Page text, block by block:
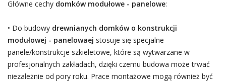
Główne cechy domków modułowe - panelowe:
• Do budowy drewnianych domków o konstrukcji
modułowej - panelowaej stosuje się specjalne
panele/konstrukcje szkieletowe, które są wytwarzane w
profesjonalnych zakładach, dzięki czemu budowa może trwać
niezależnie od pory roku. Prace montażowe mogą również być